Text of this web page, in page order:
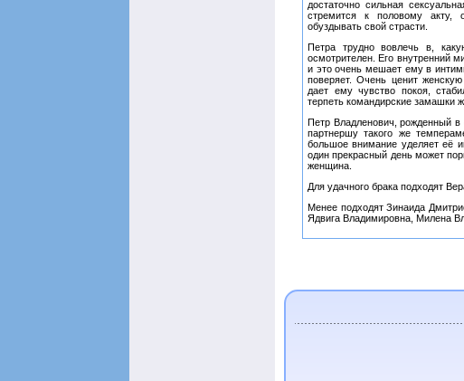
достаточно сильная
стремится к половому акту,
обуздывать свой страсти.
Петра трудно вовлечь в,
осмотрителен. Его внутренний
и это очень мешает ему в
поверяет. Очень ценит
дает ему чувство покоя,
терпеть командирские замашки
Петр Владленович, рожденный
партнершу такого же
большое внимание уделяет её
один прекрасный день может
женщина.
Для удачного брака подходят
Менее подходят Зинаида
Ядвига Владимировна, Милена